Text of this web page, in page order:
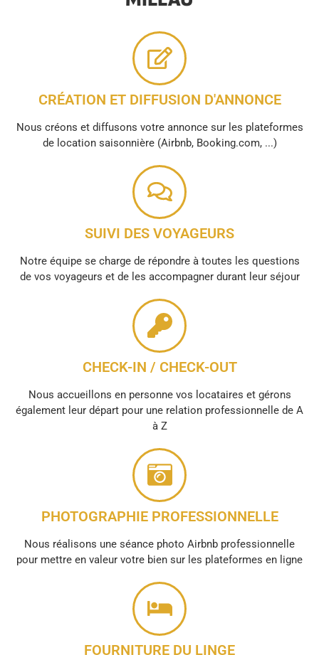
CRÉATION ET DIFFUSION D'ANNONCE
Nous créons et diffusons votre annonce sur les plateformes
de location saisonnière (Airbnb, Booking.com, ...)
SUIVI DES VOYAGEURS
Notre équipe se charge de répondre à toutes les questions
de vos voyageurs et de les accompagner durant leur séjour
CHECK-IN / CHECK-OUT
Nous accueillons en personne vos locataires et gérons
également leur départ pour une relation professionnelle de A
à Z
PHOTOGRAPHIE PROFESSIONNELLE
Nous réalisons une séance photo Airbnb professionnelle
pour mettre en valeur votre bien sur les plateformes en ligne
FOURNITURE DU LINGE